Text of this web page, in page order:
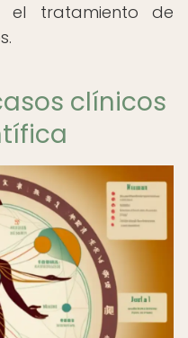
el tratamiento de
clínicos